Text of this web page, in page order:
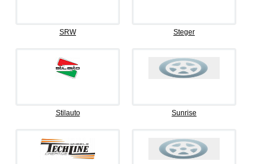
SRW Steger
Stilauto Sunrise